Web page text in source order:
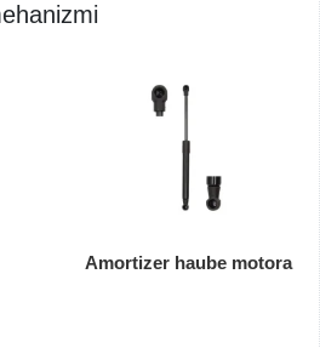
Amortizer haube motora